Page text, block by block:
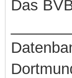
Das